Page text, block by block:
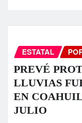
ESTATAL
PREVÉ
LLUVIAS
EN
JULIO